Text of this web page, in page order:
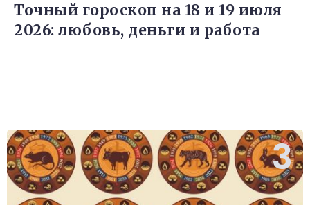
Точный гороскоп на 18 и 19 июля
2026: любовь, деньги и работа